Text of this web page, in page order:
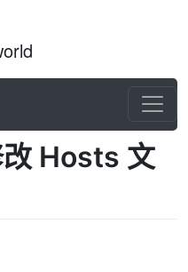
Hosts 文